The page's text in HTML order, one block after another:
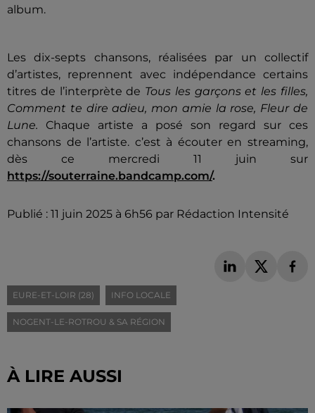
album.
Les dix-septs chansons, réalisées par un collectif
d’artistes, reprennent avec indépendance certains
titres de l’interprète de Tous les garçons et les filles,
Comment te dire adieu, mon amie la rose, Fleur de
Lune. Chaque artiste a posé son regard sur ces
chansons de l’artiste. c’est à écouter en streaming,
dès ce mercredi 11 juin sur
https://souterraine.bandcamp.com/.
Publié : 11 juin 2025 à 6h56 par Rédaction Intensité
EURE-ET-LOIR (28) INFO LOCALE
NOGENT-LE-ROTROU & SA RÉGION
À LIRE AUSSI